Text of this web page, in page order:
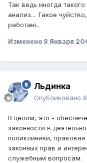
Так ведь иногда
анализ... Такое
работаю..
Изменено 8 Января
Льдинка
Опубликовано
В целом, это -
законности в
поликлиники,
законных прав и
служебным вопросам.